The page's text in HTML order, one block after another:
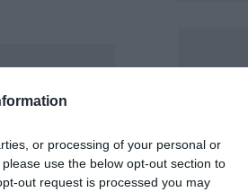
or processing of your personal or
use the below opt-out section to
out request is processed you may